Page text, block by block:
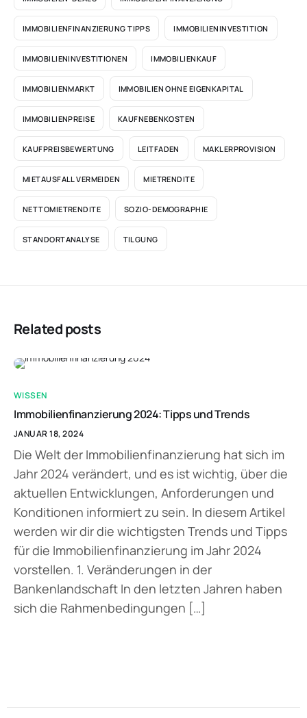
IMMOBILIENFINANZIERUNG TIPPS IMMOBILIENINVESTITION
IMMOBILIENINVESTITIONEN IMMOBILIENKAUF
IMMOBILIENMARKT IMMOBILIEN OHNE EIGENKAPITAL
IMMOBILIENPREISE KAUFNEBENKOSTEN
KAUFPREISBEWERTUNG LEITFADEN MAKLERPROVISION
MIETAUSFALL VERMEIDEN MIETRENDITE
NETTOMIETRENDITE SOZIO-DEMOGRAPHIE
STANDORTANALYSE TILGUNG
Related posts
WISSEN
Immobilienfinanzierung 2024: Tipps und Trends
JANUAR 18, 2024
Die Welt der Immobilienfinanzierung hat sich im
Jahr 2024 verändert, und es ist wichtig, über die
aktuellen Entwicklungen, Anforderungen und
Konditionen informiert zu sein. In diesem Artikel
werden wir dir die wichtigsten Trends und Tipps
für die Immobilienfinanzierung im Jahr 2024
vorstellen. 1. Veränderungen in der
Bankenlandschaft In den letzten Jahren haben
sich die Rahmenbedingungen […]